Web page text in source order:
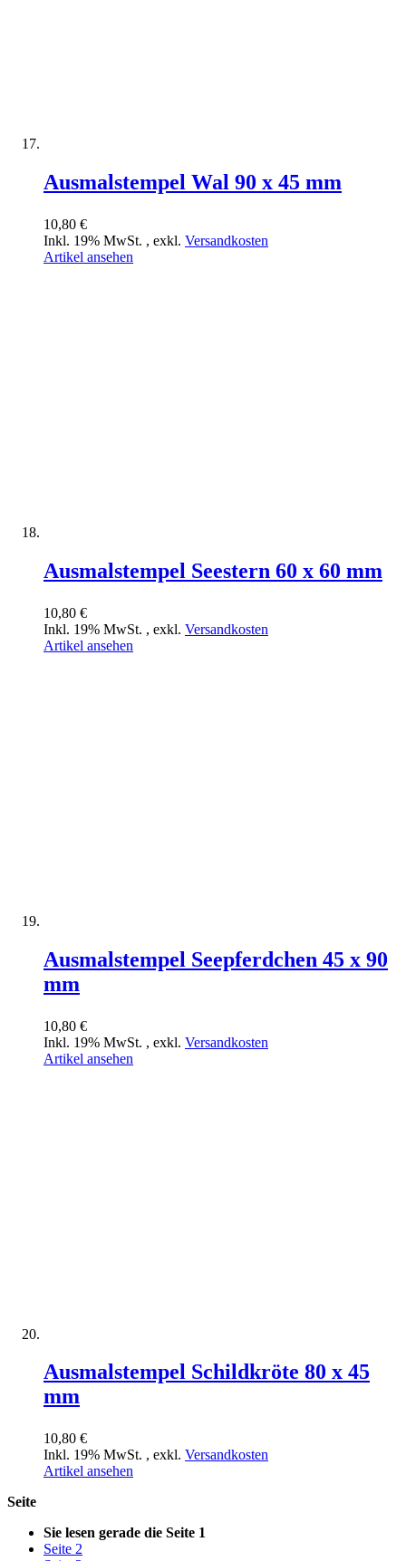
Ausmalstempel Wal 90 x 45 mm
10,80 €
Inkl. 19% MwSt. , exkl. Versandkosten
Artikel ansehen
Ausmalstempel Seestern 60 x 60 mm
10,80 €
Inkl. 19% MwSt. , exkl. Versandkosten
Artikel ansehen
Ausmalstempel Seepferdchen 45 x 90
mm
10,80 €
Inkl. 19% MwSt. , exkl. Versandkosten
Artikel ansehen
Ausmalstempel Schildkröte 80 x 45
mm
10,80 €
Inkl. 19% MwSt. , exkl. Versandkosten
Artikel ansehen
Seite
Sie lesen gerade die Seite 1
Seite 2